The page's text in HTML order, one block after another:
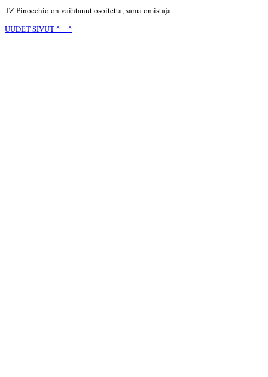
TZ Pinocchio on vaihtanut osoitetta, sama omistaja.
UUDET SIVUT ^__^